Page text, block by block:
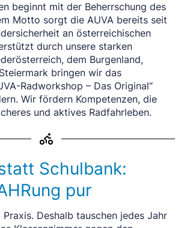
beginnt mit der Beherrschung des
Motto sorgt die AUVA bereits seit
an österreichischen
durch unsere starken
dem Burgenland,
bringen wir das
Radworkshop – Das Original“
Wir fördern Kompetenzen, die
und aktives Radfahrleben.
Schulbank:
pur
Deshalb tauschen jedes Jahr